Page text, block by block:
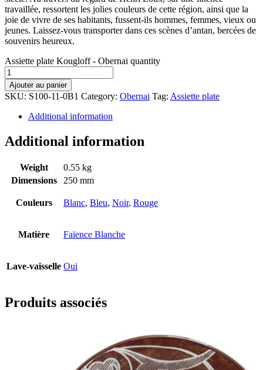
travaillée, ressortent les jolies couleurs de cette région, ainsi que la
joie de vivre de ses habitants, fussent-ils hommes, femmes, vieux ou
jeunes. Laissez-vous transporter dans ces scènes d’antan, bercées de
souvenirs heureux.
Assiette plate Kougloff - Obernai quantity
Ajouter au panier
SKU: S100-11-0B1 Category: Obernai Tag: Assiette plate
Additional information
Additional information
Weight
0.55 kg
Dimensions
250 mm
Couleurs Blanc, Bleu, Noir, Rouge
Matière Faïence Blanche
Lave-vaisselle Oui
Produits associés